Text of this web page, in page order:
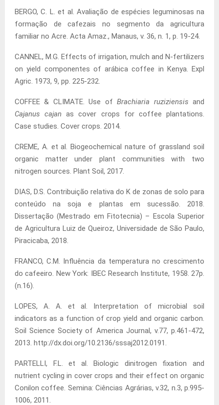
BERGO, C. L. et al. Avaliação de espécies leguminosas na
formação de cafezais no segmento da agricultura
familiar no Acre. Acta Amaz., Manaus, v. 36, n. 1, p. 19-24.
CANNEL, M.G. Effects of irrigation, mulch and N-fertilizers
on yield componentes of arábica coffee in Kenya. Expl
Agric. 1973, 9, pp. 225-232.
COFFEE & CLIMATE. Use ofBrachiaria ruziziensis and
Cajanus cajan as cover crops for coffee plantations.
Case studies. Cover crops. 2014.
CREME, A. et al. Biogeochemical nature of grassland soil
organic matter under plant communities with two
nitrogen sources. Plant Soil, 2017.
DIAS, D.S. Contribuição relativa do K de zonas de solo para
conteúdo na soja e plantas em sucessão. 2018.
Dissertação (Mestrado em Fitotecnia) – Escola Superior
de Agricultura Luiz de Queiroz, Universidade de São Paulo,
Piracicaba, 2018.
FRANCO, C.M. Influência da temperatura no crescimento
do cafeeiro. New York: IBEC Research Institute, 1958. 27p.
(n.16).
LOPES, A. A. et al. Interpretation of microbial soil
indicators as a function of crop yield and organic carbon.
Soil Science Society of America Journal, v.77, p.461-472,
2013. http://dx.doi.org/10.2136/sssaj2012.0191.
PARTELLI, F.L. et al. Biologic dinitrogen fixation and
nutrient cycling in cover crops and their effect on organic
Conilon coffee. Semina: Ciências Agrárias, v.32, n.3, p.995-
1006, 2011.